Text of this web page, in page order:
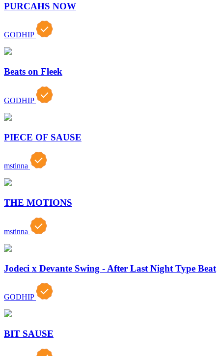
PURCAHS NOW
GODHIP
Beats on Fleek
GODHIP
PIECE OF SAUSE
mstinna
THE MOTIONS
mstinna
Jodeci x Devante Swing - After Last Night Type Beat
GODHIP
BIT SAUSE